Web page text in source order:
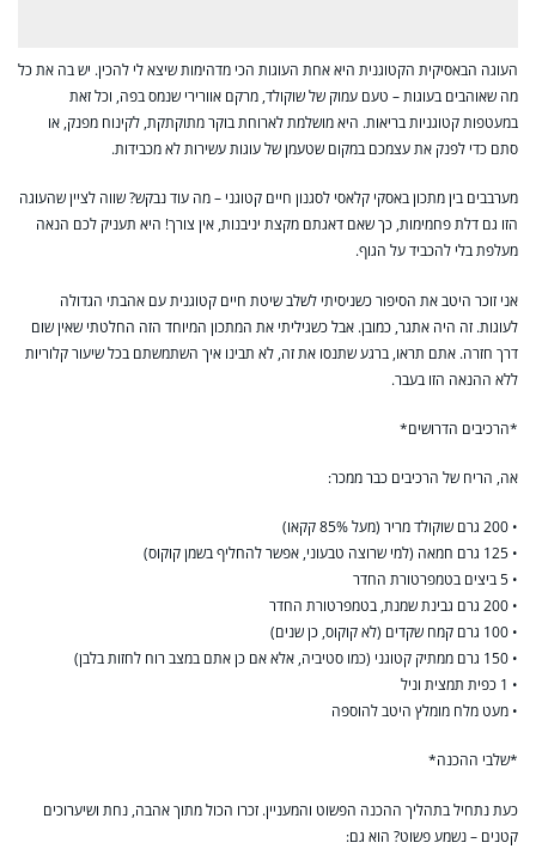
העוגה הבאסיקית הקטוגנית היא אחת העוגות הכי מדהימות שיצא לי להכין. יש בה את כל
מה שאוהבים בעוגות – טעם עמוק של שוקולד, מרקם אוורירי שנמס בפה, וכל זאת
במעטפות קטוגניות בריאות. היא מושלמת לארוחת בוקר מתוקתקת, לקינוח מפנק, או
סתם כדי לפנק את עצמכם במקום שטעמן של עוגות עשירות לא מכבידות.
מערבבים בין מתכון באסקי קלאסי לסגנון חיים קטוגני – מה עוד נבקש? שווה לציין שהעוגה
הזו גם דלת פחמימות, כך שאם דאגתם מקצת יניבנות, אין צורך! היא תעניק לכם הנאה
מעלפת בלי להכביד על הגוף.
אני זוכר היטב את הסיפור כשניסיתי לשלב שיטת חיים קטוגנית עם אהבתי הגדולה
לעוגות. זה היה אתגר, כמובן. אבל כשגיליתי את המתכון המיוחד הזה החלטתי שאין שום
דרך חזרה. אתם תראו, ברגע שתנסו את זה, לא תבינו איך השתמשתם בכל שיעור קלוריות
ללא ההנאה הזו בעבר.
*הרכיבים הדרושים*
אה, הריח של הרכיבים כבר ממכר:
• 200 גרם שוקולד מריר (מעל 85% קקאו)
• 125 גרם חמאה (למי שרוצה טבעוני, אפשר להחליף בשמן קוקוס)
• 5 ביצים בטמפרטורת החדר
• 200 גרם גבינת שמנת, בטמפרטורת החדר
• 100 גרם קמח שקדים (לא קוקוס, כן שנים)
• 150 גרם ממתיק קטוגני (כמו סטיביה, אלא אם כן אתם במצב רוח לחזות בלבן)
• 1 כפית תמצית וניל
• מעט מלח מומלץ היטב להוספה
*שלבי ההכנה*
כעת נתחיל בתהליך ההכנה הפשוט והמעניין. זכרו הכול מתוך אהבה, נחת ושיערוכים
קטנים – נשמע פשוט? הוא גם: